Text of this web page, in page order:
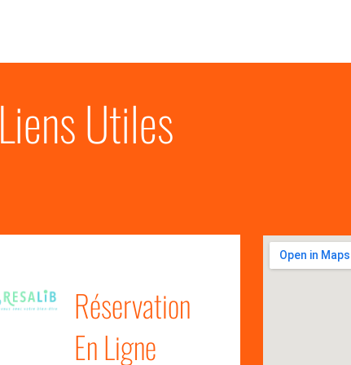
Liens Utiles
Réservation
En Ligne